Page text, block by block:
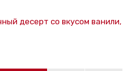
десерт со вкусом ванили,